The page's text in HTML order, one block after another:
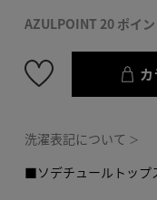
AZULPOINT 20 ポイン
洗濯表記について ＞
■ソデチュールトップ